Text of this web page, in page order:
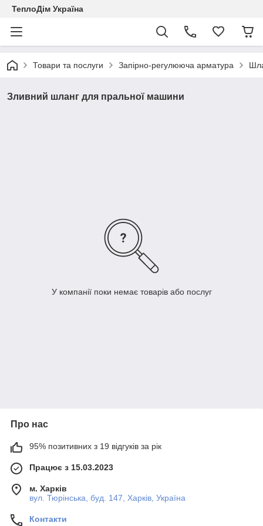
ТеплоДім Україна
Товари та послуги Запірно-регулююча арматура
Зливний шланг для пральної машини
У компанії поки немає товарів або послуг
Про нас
95% позитивних з 19 відгуків за рік
Працює з 15.03.2023
м. Харків
вул. Тюрінська, буд. 147, Харків, Україна
Контакти